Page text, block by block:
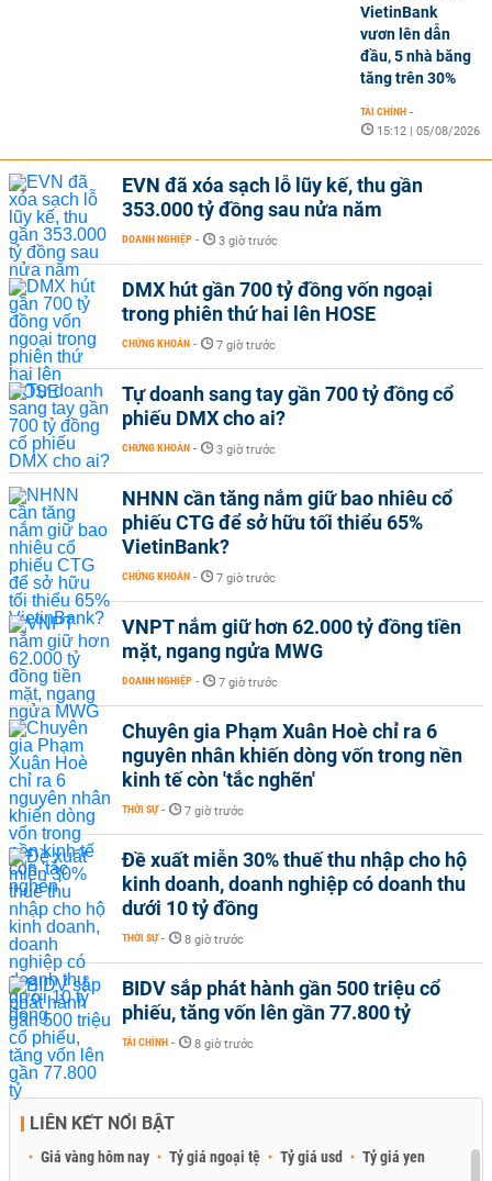
VietinBank
vươn lên dẫn
đầu, 5 nhà băng
tăng trên 30%
TÀI CHÍNH -
15:12 | 05/08/2026
EVN đã xóa sạch lỗ lũy kế, thu gần
353.000 tỷ đồng sau nửa năm
DOANH NGHIỆP - 3 giờ trước
DMX hút gần 700 tỷ đồng vốn ngoại
trong phiên thứ hai lên HOSE
CHỨNG KHOÁN - 7 giờ trước
Tự doanh sang tay gần 700 tỷ đồng cổ
phiếu DMX cho ai?
CHỨNG KHOÁN - 3 giờ trước
NHNN cần tăng nắm giữ bao nhiêu cổ
phiếu CTG để sở hữu tối thiểu 65%
VietinBank?
CHỨNG KHOÁN - 7 giờ trước
VNPT nắm giữ hơn 62.000 tỷ đồng tiền
mặt, ngang ngửa MWG
DOANH NGHIỆP - 7 giờ trước
Chuyên gia Phạm Xuân Hoè chỉ ra 6
nguyên nhân khiến dòng vốn trong nền
kinh tế còn 'tắc nghẽn'
THỜI SỰ - 7 giờ trước
Đề xuất miễn 30% thuế thu nhập cho hộ
kinh doanh, doanh nghiệp có doanh thu
dưới 10 tỷ đồng
THỜI SỰ - 8 giờ trước
BIDV sắp phát hành gần 500 triệu cổ
phiếu, tăng vốn lên gần 77.800 tỷ
TÀI CHÍNH - 8 giờ trước
LIÊN KẾT NỔI BẬT
Giá vàng hôm nay Tỷ giá ngoại tệ Tỷ giá usd
Tỷ giá yen